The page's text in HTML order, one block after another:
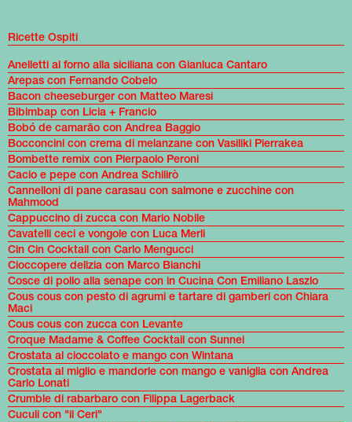
Ricette Ospiti
Anelletti al forno alla siciliana con Gianluca Cantaro
Arepas con Fernando Cobelo
Bacon cheeseburger con Matteo Maresi
Bibimbap con Licia + Francio
Bobó de camarão con Andrea Baggio
Bocconcini con crema di melanzane con Vasiliki Pierrakea
Bombette remix con Pierpaolo Peroni
Cacio e pepe con Andrea Schilirò
Cannelloni di pane carasau con salmone e zucchine con
Mahmood
Cappuccino di zucca con Mario Nobile
Cavatelli ceci e vongole con Luca Merli
Cin Cin Cocktail con Carlo Mengucci
Cioccopere delizia con Marco Bianchi
Cosce di pollo alla senape con in Cucina Con Emiliano Laszlo
Cous cous con pesto di agrumi e tartare di gamberi con Chiara
Maci
Cous cous con zucca con Levante
Croque Madame & Coffee Cocktail con Sunnei
Crostata al cioccolato e mango con Wintana
Crostata al miglio e mandorle con mango e vaniglia con Andrea
Carlo Lonati
Crumble di rabarbaro con Filippa Lagerback
Cuculi con "il Ceri"